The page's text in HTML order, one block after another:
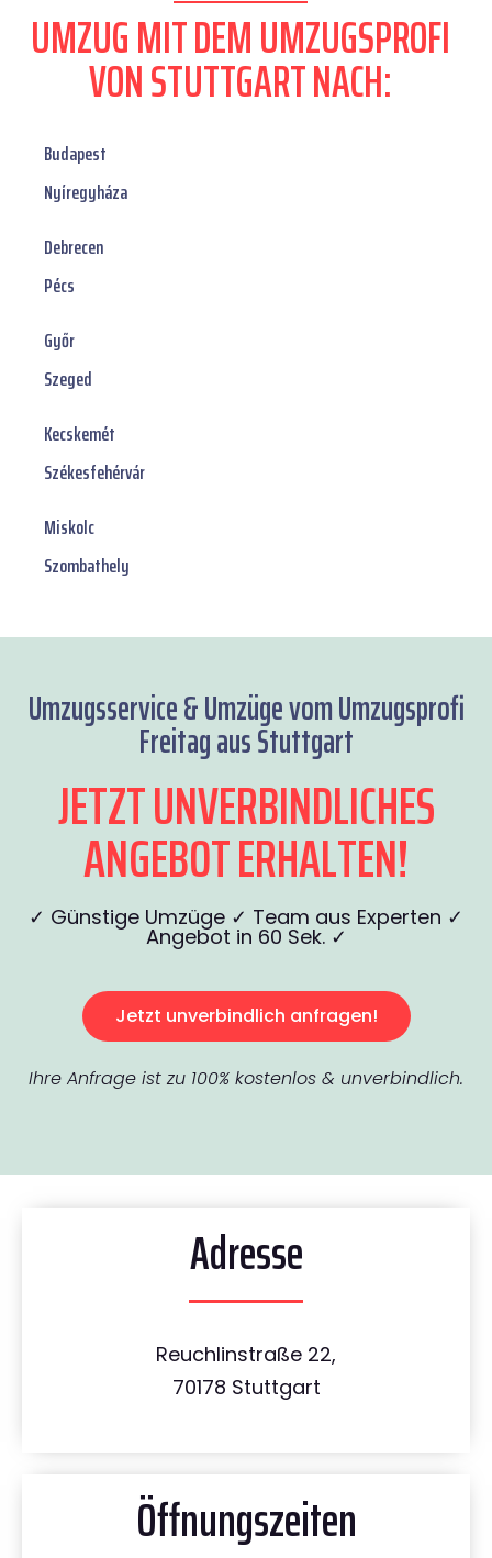
UMZUG MIT DEM UMZUGSPROFI
VON STUTTGART NACH:
Budapest
Nyíregyháza
Debrecen
Pécs
Győr
Szeged
Kecskemét
Székesfehérvár
Miskolc
Szombathely
Umzugsservice & Umzüge vom Umzugsprofi
Freitag aus Stuttgart
JETZT UNVERBINDLICHES
ANGEBOT ERHALTEN!
✓ Günstige Umzüge ✓ Team aus Experten ✓
Angebot in 60 Sek. ✓
Jetzt unverbindlich anfragen!
Ihre Anfrage ist zu 100% kostenlos & unverbindlich.
Adresse
Reuchlinstraße 22,
70178 Stuttgart
Öffnungszeiten